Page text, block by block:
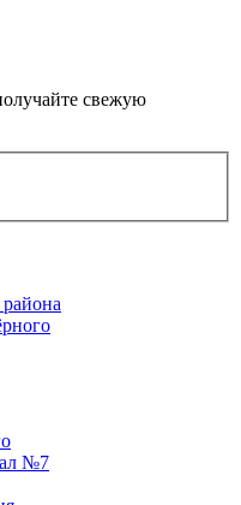
свежую
№7